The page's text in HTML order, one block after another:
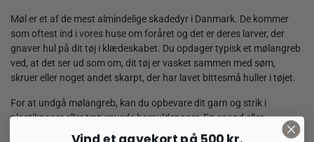
Møl er et af de mest almindelige skadedyr i Danmark. De kommer
som oftest ind i vores huse om foråret og det er deres larver, der
gnaver hul på dit tøj i klædeskabet. Du opdager typisk et mølangreb
ved, at det ser ud som om, dit tøj er vasket sammen med søm,
skruer eller noget andet skarpt, der har lavet bittesmå huller i tøjet.
For at undgå mølangreb, kan du opbevare dit garn og strik i
plastikposer eller tætvævede bomuldsposer. En spand eller
plastikbeholder med tætsluttende låg er også velegnet.